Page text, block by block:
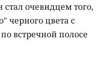
стал очевидцем того,
черного цвета с
встречной полосе